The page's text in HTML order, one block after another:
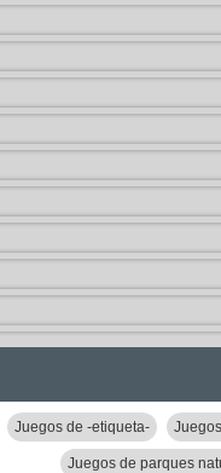
Juegos de -etiqueta-
Juegos de parques